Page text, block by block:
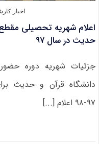
اخبار
اعلام شهریه تحصیلی
حدیث در سال ۹۷
جزئیات شهریه‌ دوره‌
دانشگاه قرآن و حدیث
۹۷-۹۸ اعلام [...]